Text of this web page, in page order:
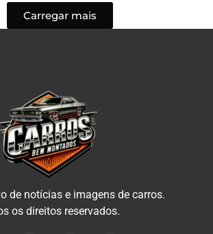
Carregar mais
de notícias e imagens de carros.
os direitos reservados.